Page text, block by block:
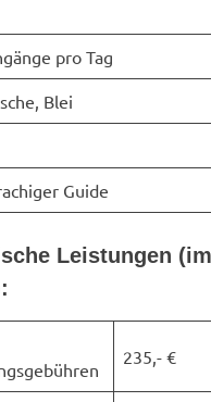
pro Tag
Blei
Guide
Leistungen
235,- €